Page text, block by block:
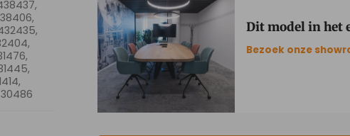
Dit model in het
Bezoek onze